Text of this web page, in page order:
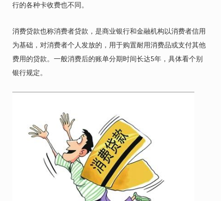
行的各种卡收费也不同。
消费贷款也称消费者贷款，是商业银行和金融机构以消费者信用
为基础，对消费者个人发放的，用于购置耐用消费品或支付其他
费用的贷款。一般消费后的账单分期时间长达5年，具体看个别
银行规定。